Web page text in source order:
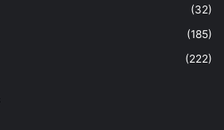
(32)
(185)
(222)